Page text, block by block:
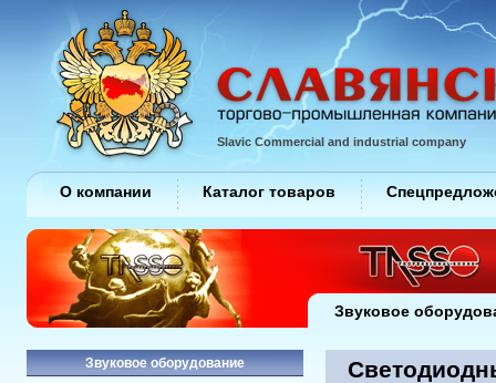
Звуковое оборудование
Slavic Commercial and industrial company
О компании Каталог товаров
Звуковое